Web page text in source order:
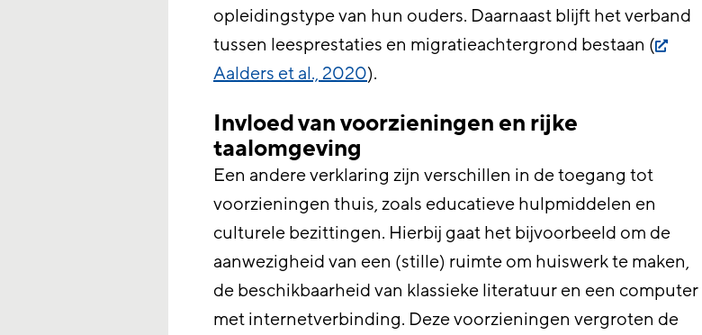
opleidingstype van hun ouders. Daarnaast blijft het verband
tussen leesprestaties en migratieachtergrond bestaan (
Aalders et al., 2020).
Invloed van voorzieningen en rijke
taalomgeving
Een andere verklaring zijn verschillen in de toegang tot
voorzieningen thuis, zoals educatieve hulpmiddelen en
culturele bezittingen. Hierbij gaat het bijvoorbeeld om de
aanwezigheid van een (stille) ruimte om huiswerk te maken,
de beschikbaarheid van klassieke literatuur en een computer
met internetverbinding. Deze voorzieningen vergroten de